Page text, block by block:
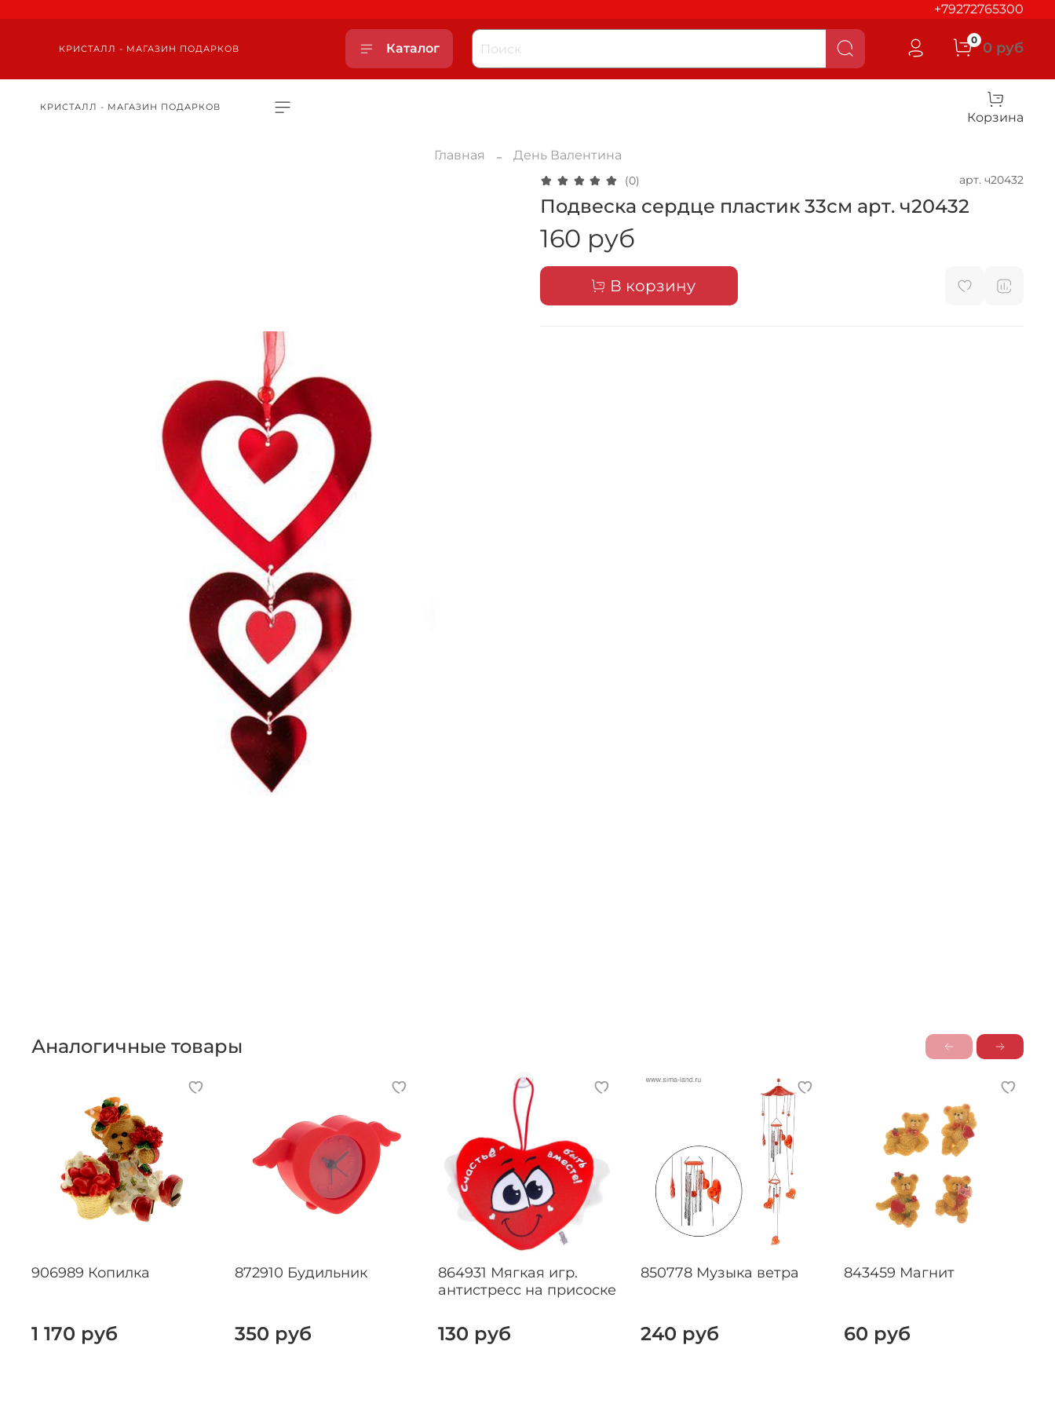
+79272765300
КРИСТАЛЛ - МАГАЗИН ПОДАРКОВ Каталог
0 0 руб
КРИСТАЛЛ - МАГАЗИН ПОДАРКОВ
Корзина
Главная День Валентина
(0) арт. ч20432
Подвеска сердце пластик 33см арт. ч20432
160 руб
В корзину
Аналогичные товары
906989 Копилка
1 170 руб
872910 Будильник
350 руб
864931 Мягкая игр.
антистресс на присоске
130 руб
850778 Музыка ветра
240 руб
843459 Магнит
60 руб